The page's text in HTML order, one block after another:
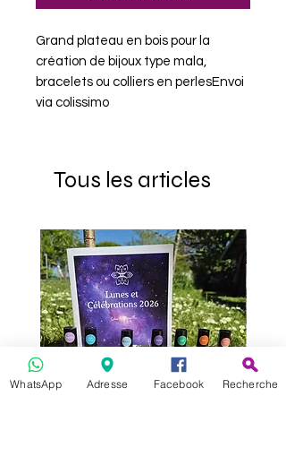
Grand plateau en bois pour la
création de bijoux type mala,
bracelets ou colliers en perlesEnvoi
via colissimo
Tous les articles
WhatsApp Adresse Facebook Recherche